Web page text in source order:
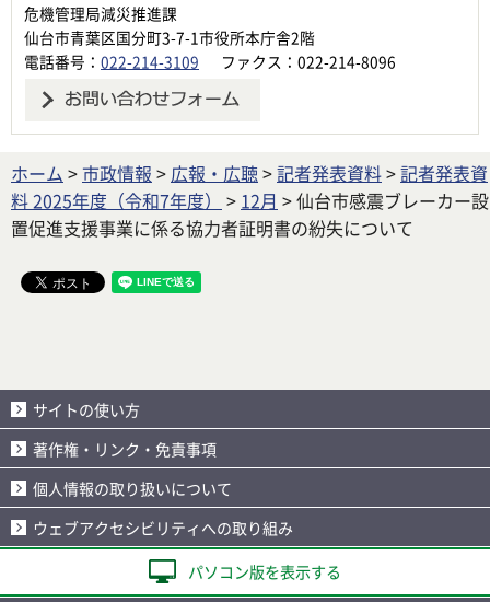
危機管理局減災推進課
仙台市青葉区国分町3-7-1市役所本庁舎2階
電話番号： 022-214-3109 ファクス：022-214-8096
ホーム >市政情報 > 広報・広聴>記者発表資料>記者発表資
料 2025年度（令和7年度）
> 12月 > 仙台市感震ブレーカー設
置促進支援事業に係る協力者証明書の紛失について
サイトの使い方
著作権・リンク・免責事項
個人情報の取り扱いについて
ウェブアクセシビリティへの取り組み
パソコン版を表示する